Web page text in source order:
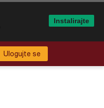
Ulogujte se
Instalirajte